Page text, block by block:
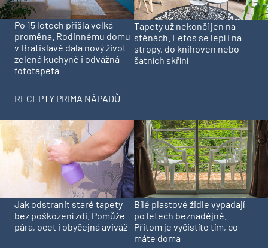
Po 15 letech přišla velká
proměna. Rodinnému domu
v Bratislavě dala nový život
zelená kuchyně i odvážná
fototapeta
Tapety už nekončí jen na
stěnách. Letos se lepí i na
stropy, do knihoven nebo
šatních skříní
RECEPTY PRIMA NÁPADŮ
Jak odstranit staré tapety
bez poškození zdi. Pomůže
pára, ocet i obyčejná aviváž
Bílé plastové židle vypadají
po letech beznadějně.
Přitom je vyčistíte tím, co
máte doma